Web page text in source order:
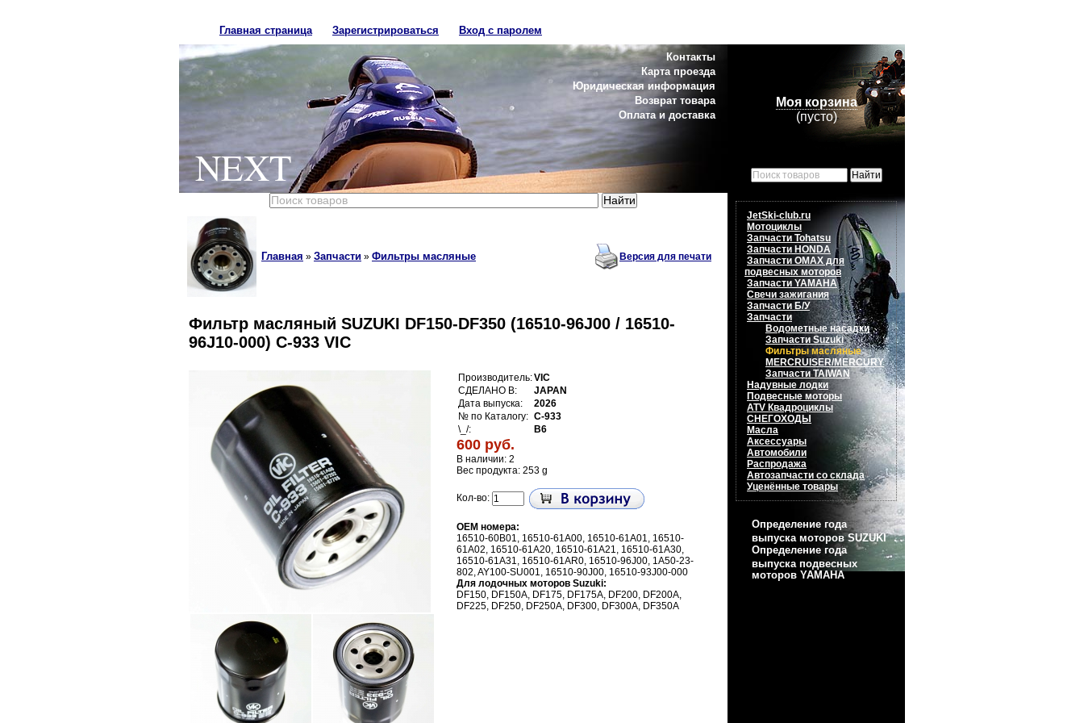
Главная страница Зарегистрироваться Вход с паролем
NEXT
Контакты
Карта проезда
Юридическая информация
Возврат товара
Оплата и доставка
Моя корзина
(пусто)
Главная » Запчасти » Фильтры масляные Версия для печати
Фильтр масляный SUZUKI DF150-DF350 (16510-96J00 / 16510-
96J10-000) C-933 VIC
Производитель:VIC
СДЕЛАНО В:
JAPAN
Дата выпуска:
2026
№ по Каталогу: C-933
\_/:
B6
600 руб.
В наличии: 2
Вес продукта: 253 g
Кол-во:
OEM номера:
16510-60B01, 16510-61A00, 16510-61A01, 16510-
61A02, 16510-61A20, 16510-61A21, 16510-61A30,
16510-61A31, 16510-61AR0, 16510-96J00, 1A50-23-
802,AY100-SU001, 16510-90J00, 16510-93J00-000
Для лодочных моторов Suzuki:
DF150, DF150A, DF175, DF175A, DF200, DF200A,
DF225, DF250, DF250A, DF300, DF300A, DF350A
JetSki-club.ru
Мотоциклы
Запчасти Tohatsu
Запчасти HONDA
Запчасти OMAX для
подвесных моторов
Запчасти YAMAHA
Свечи зажигания
Запчасти Б/У
Запчасти
Водометные насадки
Запчасти Suzuki
Фильтры масляные
MERCRUISER/MERCURY
Запчасти TAIWAN
Надувные лодки
Подвесные моторы
ATV Квадроциклы
СНЕГОХОДЫ
Масла
Аксессуары
Автомобили
Распродажа
Автозапчасти со склада
Уценённые товары
Определение года
выпуска моторов SUZUKI
Определение года
выпуска подвесных
моторов YAMAHA